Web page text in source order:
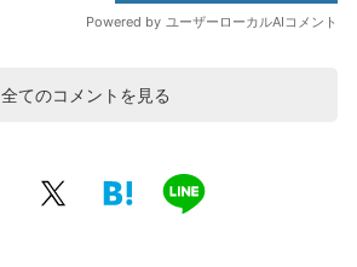
全てのコメントを見る